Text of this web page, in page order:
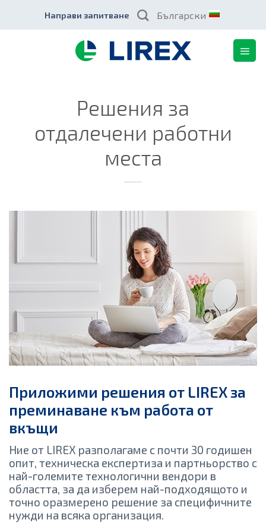
content
Направи запитване Български
Решения за
отдалечени работни
места
Приложими решения от LIREX за
преминаване към работа от
вкъщи
Ние от LIREX разполагаме с почти 30 годишен
опит, техническа експертиза и партньорство с
най-големите технологични вендори в
областта, за да изберем най-подходящото и
точно оразмерено решение за специфичните
нужди на всяка организация.